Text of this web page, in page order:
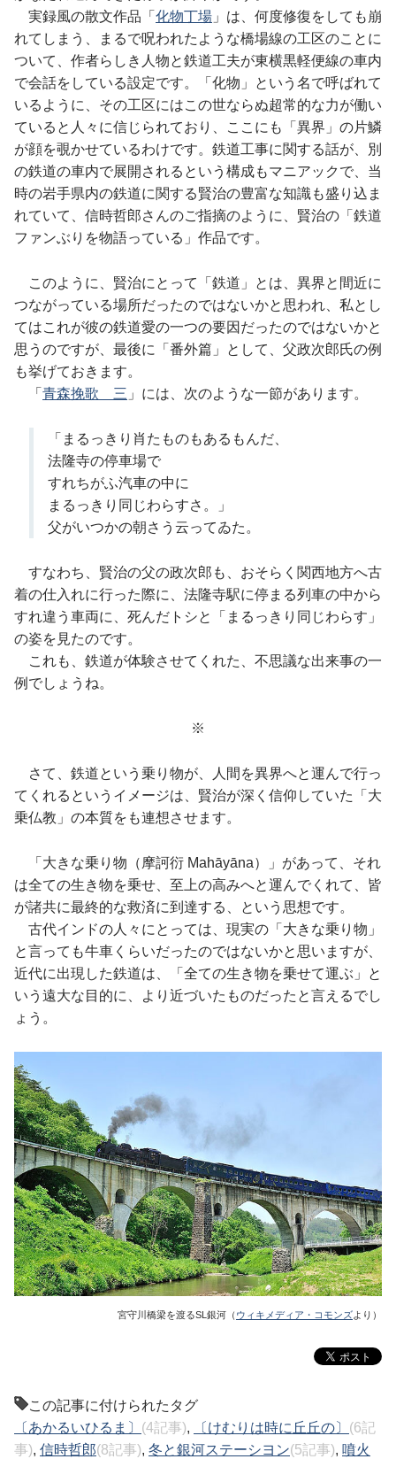
実録風の散文作品「 化物丁場 」は、何度修復をしても崩
れてしまう、まるで呪われたような橋場線の工区のことに
ついて、作者らしき人物と鉄道工夫が東横黒軽便線の車内
で会話をしている設定です。「化物」という名で呼ばれて
いるように、その工区にはこの世ならぬ超常的な力が働い
ていると人々に信じられており、ここにも「異界」の片鱗
が顔を覗かせているわけです。鉄道工事に関する話が、別
の鉄道の車内で展開されるという構成もマニアックで、当
時の岩手県内の鉄道に関する賢治の豊富な知識も盛り込ま
れていて、信時哲郎さんのご指摘のように、賢治の「鉄道
ファンぶりを物語っている」作品です。
このように、賢治にとって「鉄道」とは、異界と間近に
つながっている場所だったのではないかと思われ、私とし
てはこれが彼の鉄道愛の一つの要因だったのではないかと
思うのですが、最後に「番外篇」として、父政次郎氏の例
も挙げておきます。
「 青森挽歌 三 」には、次のような一節があります。
「まるっきり肖たものもあるもんだ、
法隆寺の停車場で
すれちがふ汽車の中に
まるっきり同じわらすさ。」
父がいつかの朝さう云ってゐた。
すなわち、賢治の父の政次郎も、おそらく関西地方へ古
着の仕入れに行った際に、法隆寺駅に停まる列車の中から
すれ違う車両に、死んだトシと「まるっきり同じわらす」
の姿を見たのです。
これも、鉄道が体験させてくれた、不思議な出来事の一
例でしょうね。
※
さて、鉄道という乗り物が、人間を異界へと運んで行っ
てくれるというイメージは、賢治が深く信仰していた「大
乗仏教」の本質をも連想させます。
「大きな乗り物（摩訶衍 Mahāyāna）」があって、それ
は全ての生き物を乗せ、至上の高みへと運んでくれて、皆
が諸共に最終的な救済に到達する、という思想です。
古代インドの人々にとっては、現実の「大きな乗り物」
と言っても牛車くらいだったのではないかと思いますが、
近代に出現した鉄道は、「全ての生き物を乗せて運ぶ」と
いう遠大な目的に、より近づいたものだったと言えるでし
ょう。
宮守川橋梁を渡るSL銀河（ ウィキメディア・コモンズより）
この記事に付けられたタグ
〔あかるいひるま〕 (4記事), 〔けむりは時に丘丘の〕 (6記
事), 信時哲郎(8記事), 冬と銀河ステーシヨン(5記事), 噴火